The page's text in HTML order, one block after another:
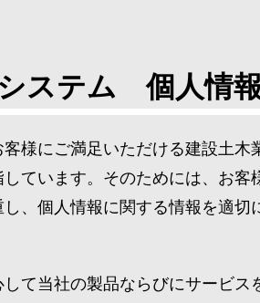
ステム 個人情
様にご満足いただける建設土
ています。そのためには、お
、個人情報に関する情報を適
て当社の製品ならびにサービ